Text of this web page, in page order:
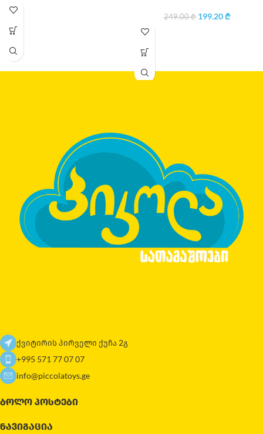
249.00₾ 199.20₾
ქვიტირის პირველი ქუჩა 2გ
+995 571 77 07 07
info@piccolatoys.ge
ᲑᲝᲚᲝ ᲞᲝᲡᲢᲔᲑᲘ
ᲜᲐᲕᲘᲒᲐᲪᲘᲐ